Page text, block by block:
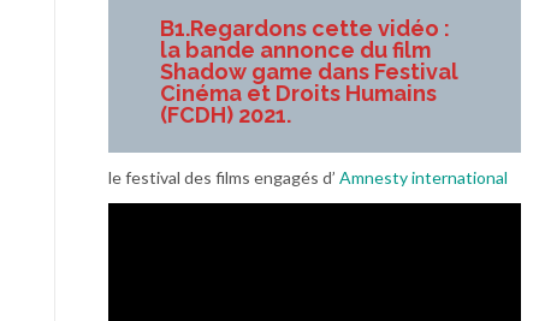
B1.Regardons cette vidéo :
la bande annonce du film
Shadow game dans Festival
Cinéma et Droits Humains
(FCDH) 2021.
le festival des films engagés d’ Amnesty international